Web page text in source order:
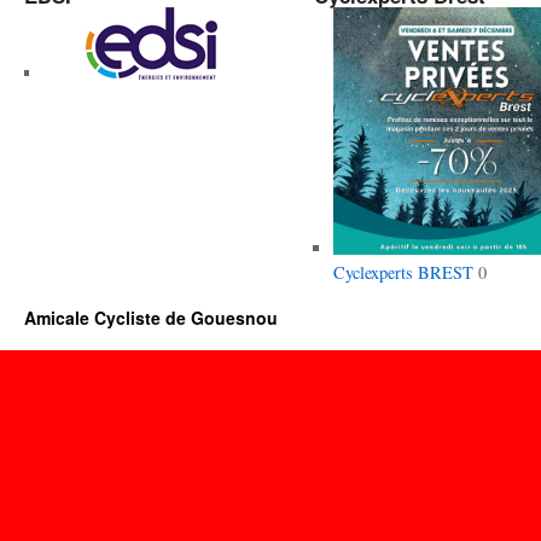
Cyclexperts BREST0
Amicale Cycliste de Gouesnou